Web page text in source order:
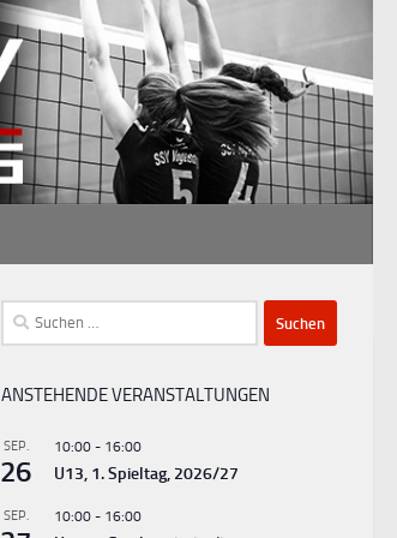
Suchen
nach:
ANSTEHENDE VERANSTALTUNGEN
SEP.
26
10:00 - 16:00
U13, 1. Spieltag, 2026/27
SEP. 10:00 - 16:00